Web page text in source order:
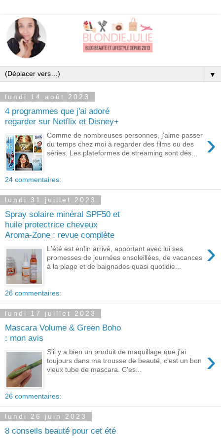
▼
lundi 14 août 2023
4 programmes que j'ai adoré
regarder sur Netflix et Disney+
›
Comme de nombreuses personnes, j'aime passer
du temps chez moi à regarder des films ou des
séries. Les plateformes de streaming sont dés...
24 commentaires:
lundi 31 juillet 2023
Spray solaire minéral SPF50 et
huile protectrice cheveux
Aroma-Zone : revue complète
›
L'été est enfin arrivé, apportant avec lui ses
promesses de journées ensoleillées, de vacances
à la plage et de baignades quasi quotidie...
26 commentaires:
lundi 17 juillet 2023
Mascara Volume & Green Boho
: mon avis
›
S'il y a bien un produit de maquillage que j'ai
toujours dans ma trousse de beauté, c'est un bon
vieux tube de mascara. C'es...
26 commentaires:
lundi 26 juin 2023
8 conseils beauté pour cet été